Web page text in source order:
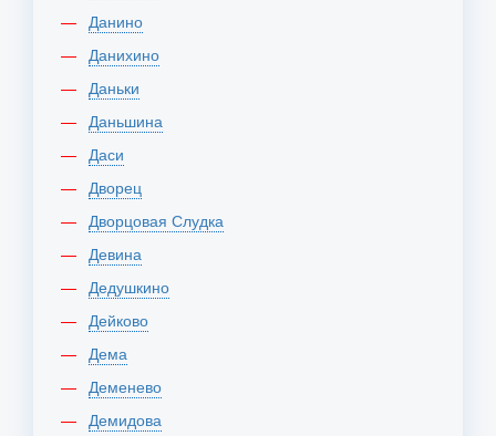
Данино
Данихино
Даньки
Даньшина
Даси
Дворец
Дворцовая Слудка
Девина
Дедушкино
Дейково
Дема
Деменево
Демидова